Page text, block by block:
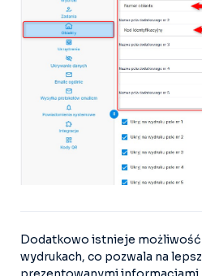
Dodatkowo istnieje możliwość
wydrukach, co pozwala na